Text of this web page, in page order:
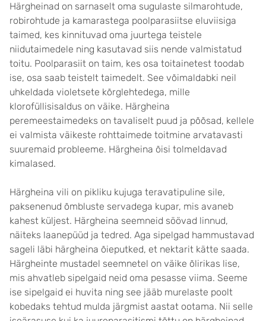
Härgheinad on sarnaselt oma sugulaste silmarohtude,
robirohtude ja kamarastega poolparasiitse eluviisiga
taimed, kes kinnituvad oma juurtega teistele
niidutaimedele ning kasutavad siis nende valmistatud
toitu. Poolparasiit on taim, kes osa toitainetest toodab
ise, osa saab teistelt taimedelt. See võimaldabki neil
uhkeldada violetsete kõrglehtedega, mille
klorofüllisisaldus on väike. Härgheina
peremeestaimedeks on tavaliselt puud ja põõsad, kellele
ei valmista väikeste rohttaimede toitmine arvatavasti
suuremaid probleeme. Härgheina õisi tolmeldavad
kimalased.
Härgheina vili on pikliku kujuga teravatipuline sile,
paksenenud õmbluste servadega kupar, mis avaneb
kahest küljest. Härgheina seemneid söövad linnud,
näiteks laanepüüd ja tedred. Aga sipelgad hammustavad
sageli läbi härgheina õieputked, et nektarit kätte saada.
Härgheinte mustadel seemnetel on väike õlirikas lise,
mis ahvatleb sipelgaid neid oma pesasse viima. Seeme
ise sipelgaid ei huvita ning see jääb murelaste poolt
kobedaks tehtud mulda järgmist aastat ootama. Nii selle